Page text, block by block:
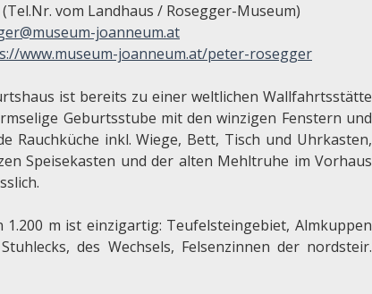
(Tel.Nr. vom Landhaus / Rosegger-Museum)
joanneum.at
www.museum-joanneum.at/peter-rosegger
ist bereits zu einer weltlichen Wallfahrtsstätte
Geburtsstube mit den winzigen Fenstern und
Rauchküche inkl. Wiege, Bett, Tisch und Uhrkasten,
Speisekasten und der alten Mehltruhe im Vorhaus
1.200 m ist einzigartig: Teufelsteingebiet, Almkuppen
des Wechsels, Felsenzinnen der nordsteir.